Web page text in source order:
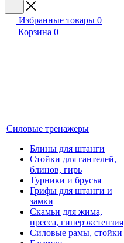
Избранные товары 0
Корзина 0
Силовые тренажеры
Блины для штанги
Стойки для гантелей,
блинов, гирь
Турники и брусья
Грифы для штанги и
замки
Скамьи для жима,
пресса, гиперэкстензия
Силовые рамы, стойки